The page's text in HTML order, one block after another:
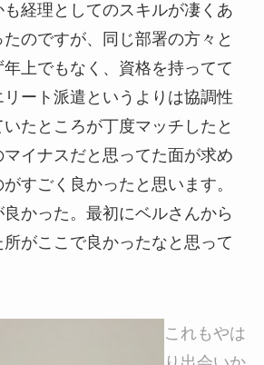
経理としてのスキルが凄くあ
のですが、同じ部署の方々と
上でもなく、資格を持ってて
ート派遣というよりは協調性
たところが丁度マッチしたと
イナスだと思ってた面が求め
すごく良かったと思います。
かった。最初にベルさんから
がここで良かったなと思って
これもやは